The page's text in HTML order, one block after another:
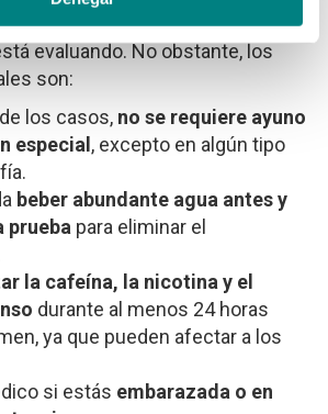
de prueba y la condición
evaluando. No obstante, los
son:
los casos, no se requiere ayuno
especial , excepto en algún tipo
beber abundante agua antes y
prueba para eliminar el
la cafeína, la nicotina y el
durante al menos 24 horas
ya que pueden afectar a los
si estás embarazada o en